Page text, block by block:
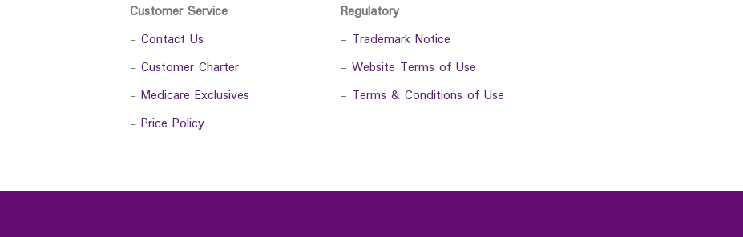
Customer Service
- Contact Us
- Customer Charter
- Medicare Exclusives
- Price Policy
Regulatory
- Trademark Notice
- Website Terms of Use
- Terms & Conditions of Use